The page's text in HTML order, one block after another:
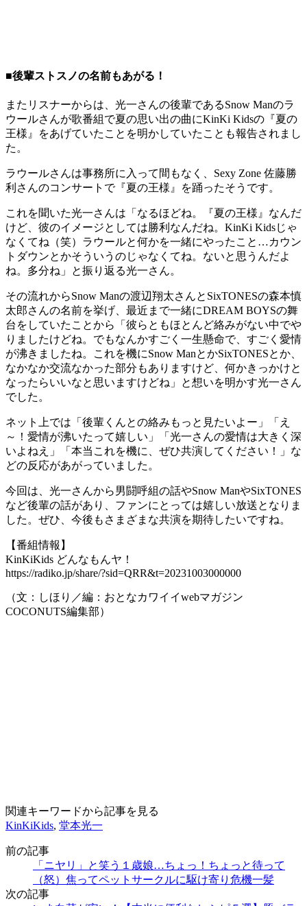
■後輩ストスノの名前もあがる！
またリスナーからは、光一さんの後輩であるSnow Manのラ
ウールさんが歌番組で夏の思い出の曲にKinKi Kidsの『夏の
王様』をあげていたことを明かしていたことも報告されまし
た。
ラウールさんは事務所に入って間もなく、Sexy Zone 佐藤勝
利さんのコンサートで『夏の王様』を踊ったそうです。
これを聞いた光一さんは「なるほどね。『夏の王様』なんだ
けど、彼のイメージとしては勝利なんだね。KinKi Kidsじゃ
なくてね（笑）ラウールと何かを一緒にやったこと…カウン
トダウンとかそういうのじゃなくてね。ないと思うんだよ
ね。多分ね」と振り返る光一さん。
その流れからSnow Manの渡辺翔太さんとSixTONESの森本慎
太郎さんの名前を挙げ、最近まで一緒にDREAM BOYSの舞
台をしていたことから「彼らともほとんど絡みがない中でや
りましたけどね。でもなんかすごく一生懸命で、すごく愛情
が沸きましたね。これを機にSnow ManとかSixTONESとか、
なかなか交流なかった部分もありますけど、何かきっかけと
なったらいいなと思いますけどね」と想いを明かす光一さん
でした。
ネット上では「後輩くんとの絡みもっと見たいよー」「え
～！愛情が沸いたって嬉しい」「光一さんの愛情は大きく深
いよねえ」「本当これを機に、ぜひ共演してください！」な
どの反応があがっていました。
今回は、光一さんから男闘呼組の話やSnow ManやSixTONES
など後輩の話があり、ファンにとっては嬉しい放送となりま
した。ぜひ、今後もさまざまな共演を期待したいですね。
【番組情報】
KinKiKids どんなもんヤ！
https://radiko.jp/share/?sid=QRR&t=20231003000000
（文：しほり／編：おとなカワイイwebマガジン
COCONUTS編集部）
関連キーワードから記事を見る
KinKiKids, 堂本光一
前の記事
「ニヤリ」と笑う１歳娘…ちょっ！ちょっと待って
（怒）焦ってペットサークルに駆け寄り危機一髪
次の記事